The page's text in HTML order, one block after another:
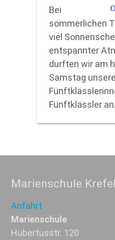
Bei
sommerlichen
viel
entspannter
durften wir am
Samstag
Fünftklässler
Marienschule
Anfahrt
Marienschule
Hubertusstr. 120